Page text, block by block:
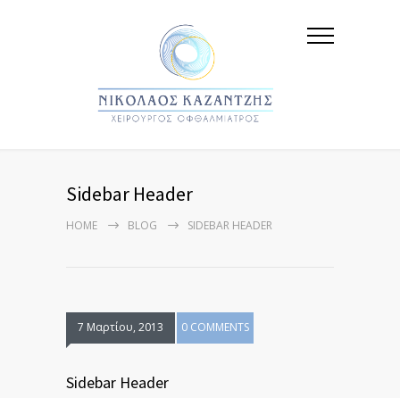
Sidebar Header
HOME BLOG SIDEBAR HEADER
7 Μαρτίου, 2013 0 COMMENTS
Sidebar Header